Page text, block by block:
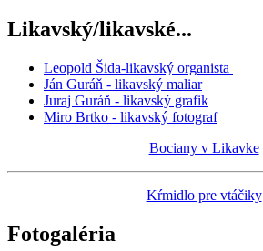
Likavský/likavské...
Leopold Šida-likavský organista
Ján Guráň - likavský maliar
Juraj Guráň - likavský grafik
Miro Brtko - likavský fotograf
Bociany v Likavke
Kŕmidlo pre vtáčiky
Fotogaléria